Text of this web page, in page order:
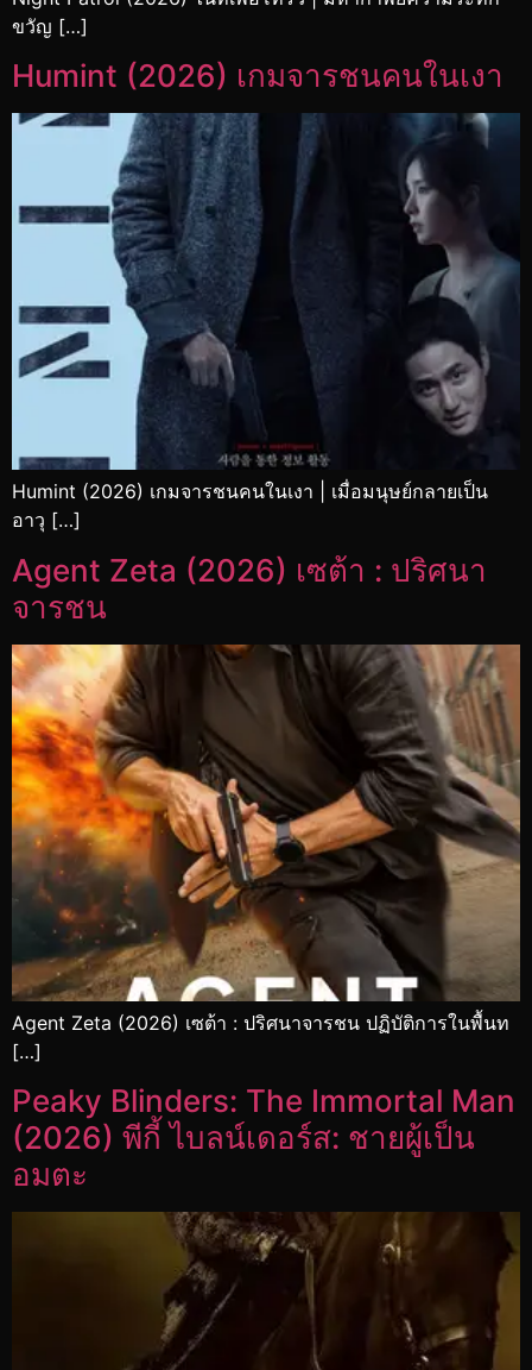
ขวัญ […]
Humint (2026) เกมจารชนคนในเงา
Humint (2026) เกมจารชนคนในเงา | เมื่อมนุษย์กลายเป็น
อาวุ […]
Agent Zeta (2026) เซต้า : ปริศนา
จารชน
Agent Zeta (2026) เซต้า : ปริศนาจารชน ปฏิบัติการในพื้นท
[…]
Peaky Blinders: The Immortal Man
(2026) พีกี้ ไบลน์เดอร์ส: ชายผู้เป็น
อมตะ